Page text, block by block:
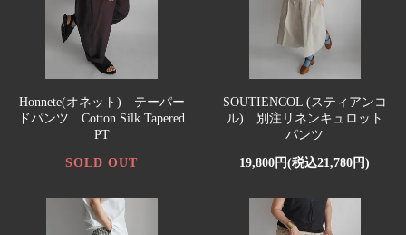
Honnete(オネット) テーパー
ドパンツ Cotton Silk Tapered
PT
SOLD OUT
SOUTIENCOL (スティアンコ
ル) 別注リネンキュロット
パンツ
19,800円(税込21,780円)